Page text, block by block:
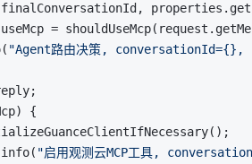
=
"Agent路由决策, conversationId={},
{
"启用观测云MCP工具,